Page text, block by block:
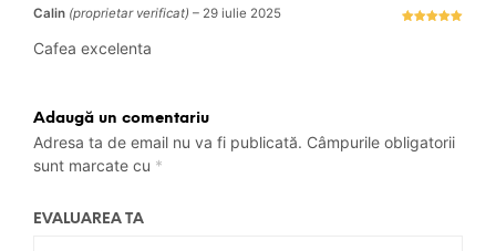
Calin (proprietar verificat) – 29 iulie 2025
Cafea excelenta
Adaugă un comentariu
Adresa ta de email nu va fi publicată. Câmpurile obligatorii
sunt marcate cu *
EVALUAREA TA